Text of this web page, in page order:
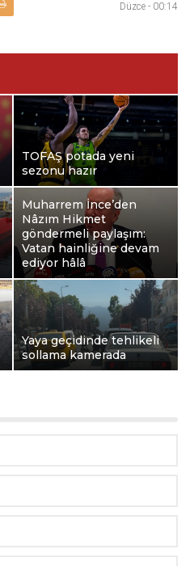
Düzce - 00:14
TOFAŞ potada yeni
sezonu hazır
Muharrem İnce’den
Nâzım Hikmet
göndermeli paylaşım:
Vatan hainliğine devam
ediyor hâlâ
Yaya geçidinde tehlikeli
sollama kamerada